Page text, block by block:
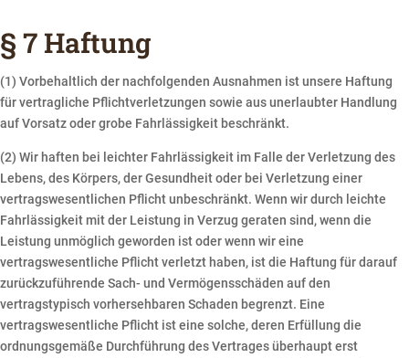
§ 7 Haftung
(1) Vorbehaltlich der nachfolgenden Ausnahmen ist unsere Haftung
für vertragliche Pflichtverletzungen sowie aus unerlaubter Handlung
auf Vorsatz oder grobe Fahrlässigkeit beschränkt.
(2) Wir haften bei leichter Fahrlässigkeit im Falle der Verletzung des
Lebens, des Körpers, der Gesundheit oder bei Verletzung einer
vertragswesentlichen Pflicht unbeschränkt. Wenn wir durch leichte
Fahrlässigkeit mit der Leistung in Verzug geraten sind, wenn die
Leistung unmöglich geworden ist oder wenn wir eine
vertragswesentliche Pflicht verletzt haben, ist die Haftung für darauf
zurückzuführende Sach- und Vermögensschäden auf den
vertragstypisch vorhersehbaren Schaden begrenzt. Eine
vertragswesentliche Pflicht ist eine solche, deren Erfüllung die
ordnungsgemäße Durchführung des Vertrages überhaupt erst